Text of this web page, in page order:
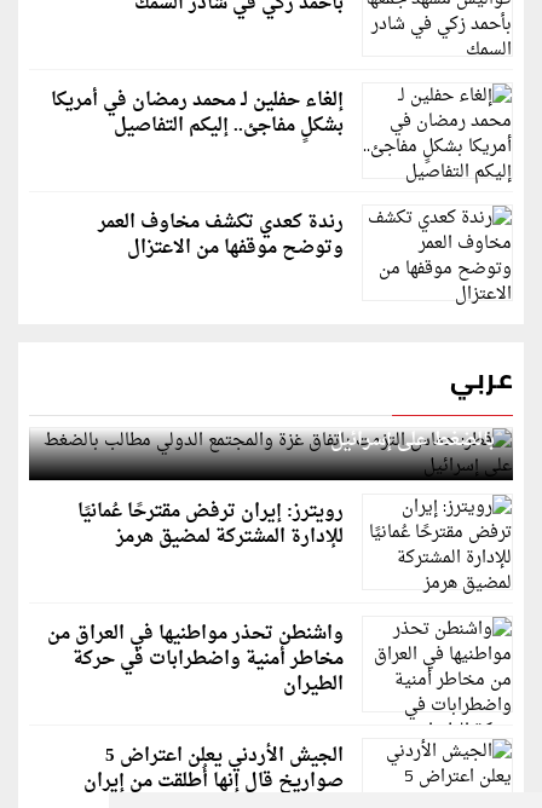
إلغاء حفلين لـ محمد رمضان في أمريكا
بشكلٍ مفاجئ.. إليكم التفاصيل
رندة كعدي تكشف مخاوف العمر
وتوضح موقفها من الاعتزال
عربي
قطر: حماس التزمت باتفاق غزة والمجتمع الدولي مطالب
بالضغط على إسرائيل
رويترز: إيران ترفض مقترحًا عُمانيًا
للإدارة المشتركة لمضيق هرمز
واشنطن تحذر مواطنيها في العراق من
مخاطر أمنية واضطرابات في حركة
الطيران
الجيش الأردني يعلن اعتراض 5
صواريخ قال إنها أُطلقت من إيران